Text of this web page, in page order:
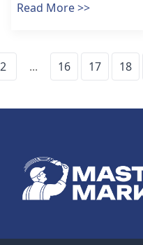
于空间设计和生活方式的思辨，“PPG卓悦大
师汇 – 未来已来 ·...
Read More >>
2 ... 16 17 18